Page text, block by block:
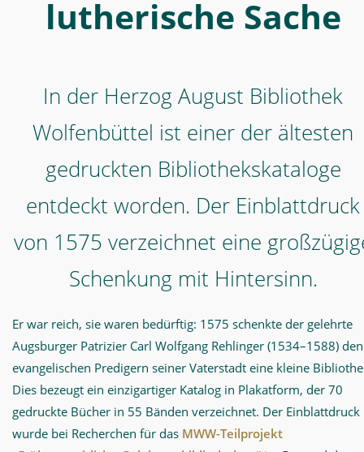
entdeckt
worden.
Einblattdruck
von
1575
verzeichnet
eine
großzügige
Schenkung
mit
Hintersinn.
Geschichtsbücher
für
die
lutherische
Sache
lutherische Sache
In der Herzog August Bibliothek
Wolfenbüttel ist einer der ältesten
gedruckten Bibliothekskataloge
entdeckt worden. Der Einblattdruck
von 1575 verzeichnet eine
Schenkung mit Hintersinn.
Er war reich, sie waren bedürftig: 1575 schenkte der gelehrte
Augsburger Patrizier Carl Wolfgang Rehlinger (1534–1588) den
evangelischen Predigern seiner Vaterstadt eine kleine
Dies bezeugt ein einzigartiger Katalog in Plakatform, der 70
gedruckte Bücher in 55 Bänden verzeichnet. Der Einblattdruck
wurde bei Recherchen für das MWW-Teilprojekt